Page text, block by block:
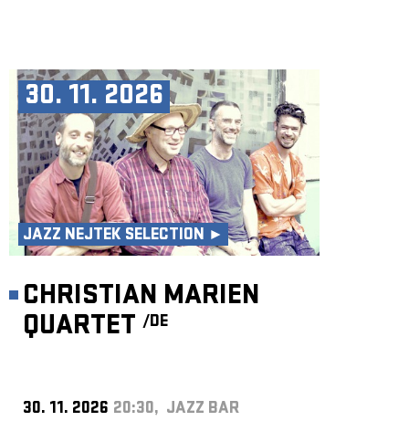
30. 11. 2026
JAZZ NEJTEK SELECTION ►
CHRISTIAN MARIEN
QUARTET /DE
30. 11. 2026 20:30, JAZZ BAR